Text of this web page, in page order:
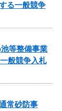
る一般競争
等整備事業
般競争入札
常砂防事